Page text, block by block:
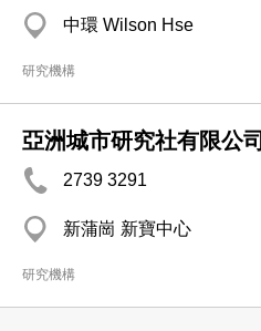
中環 Wilson Hse
研究機構
亞洲城市研究社有限公司
2739 3291
新蒲崗 新寶中心
研究機構